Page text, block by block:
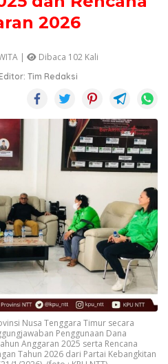
2026
|
Dibaca 102 Kali
Editor: Tim Redaksi
Nusa Tenggara Timur secara
Penggunaan Dana
Anggaran 2025 serta Rencana
Tahun 2026 dari Partai Kebangkitan